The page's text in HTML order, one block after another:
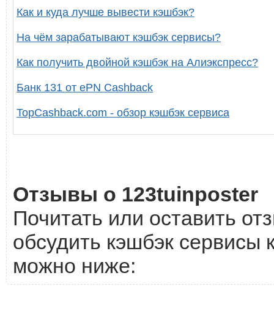
Как и куда лучше вывести кэшбэк?
На чём зарабатывают кэшбэк сервисы?
Как получить двойной кэшбэк на Алиэкспресс?
Банк 131 от ePN Cashback
TopCashback.com - обзор кэшбэк сервиса
Отзывы о 123tuinposter
Почитать или оставить
обсудить кэшбэк сервисы
можно ниже: